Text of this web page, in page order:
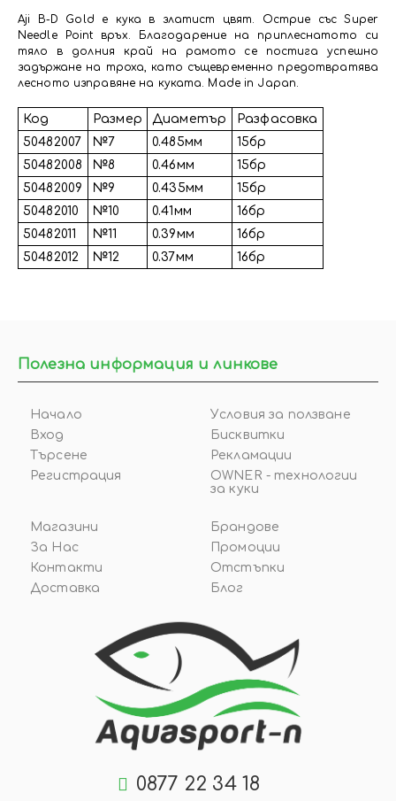
Aji B-D Gold е кука в златист цвят. Острие със Super
Needle Point връх. Благодарение на приплеснатото си
тяло в долния край на рамото се постига успешно
задържане на троха, като същевременно предотвратява
лесното изправяне на куката. Made in Japan.
Код Размер Диаметър
Разфасовка
50482007
№7 0.485мм
15бр
50482008
№8 0.46мм
15бр
50482009
№9 0.435мм
15бр
50482010
№10 0.41мм
16бр
50482011
№11 0.39мм
16бр
50482012
№12 0.37мм 16бр
0877 22 34 18
Полезна информация и линкове
Начало
Вход
Търсене
Регистрация
Условия за ползване
Бисквитки
Рекламации
OWNER - технологии
за куки
Магазини
За Нас
Контакти
Доставка
Брандове
Промоции
Отстъпки
Блог